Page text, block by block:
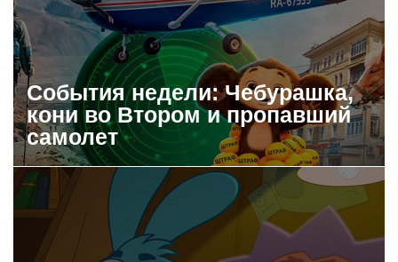
События недели: Чебурашка,
кони во Втором и пропавший
самолет